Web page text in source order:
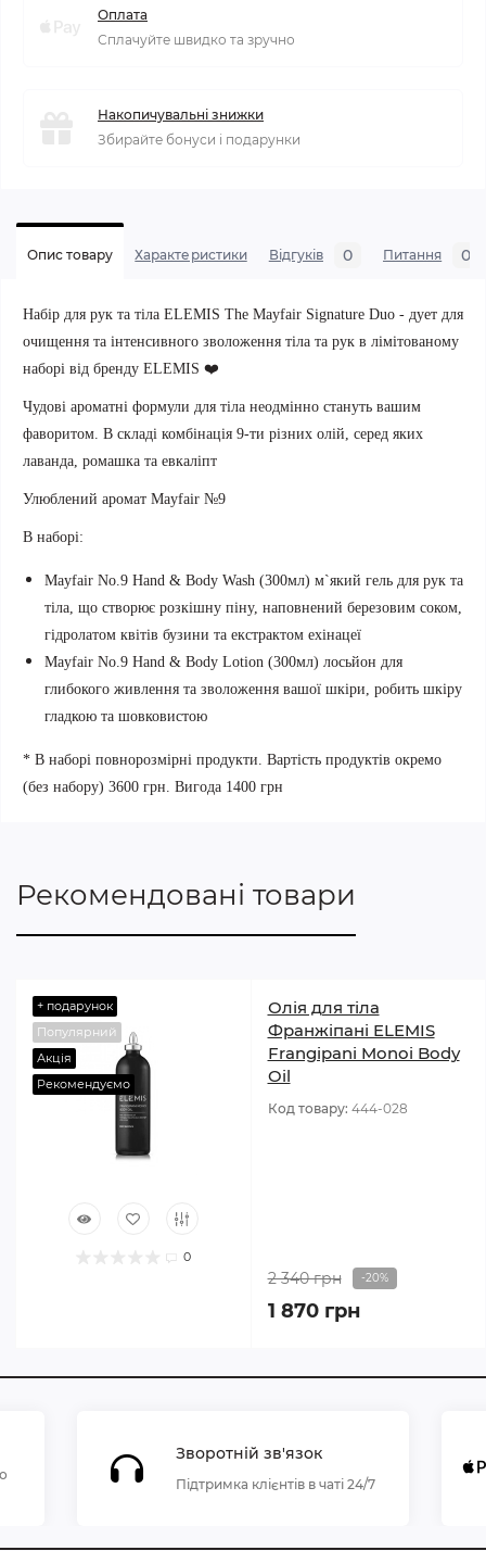
Оплата
Сплачуйте швидко та зручно
Накопичувальні знижки
Збирайте бонуси і подарунки
Опис товару Характеристики Відгуків 0 Питання 0
Набір для рук та тіла ELEMIS The Mayfair Signature Duo - дует для
очищення та інтенсивного зволоження тіла та рук в лімітованому
наборі від бренду ELEMIS ❤️
Чудові ароматні формули для тіла неодмінно стануть вашим
фаворитом. В складі комбінація 9-ти різних олій, серед яких
лаванда, ромашка та евкаліпт
Улюблений аромат Mayfair №9
В наборі:
Mayfair No.9 Hand & Body Wash (300мл) м`який гель для рук та
тіла, що створює розкішну піну, наповнений березовим соком,
гідролатом квітів бузини та екстрактом ехінацеї
Mayfair No.9 Hand & Body Lotion (300мл) лосьйон для
глибокого живлення та зволоження вашої шкіри, робить шкіру
гладкою та шовковистою
* В наборі повнорозмірні продукти. Вартість продуктів окремо
(без набору) 3600 грн. Вигода 1400 грн
Рекомендовані товари
+ подарунок
Популярний
Акція
Рекомендуємо
0
Олія для тіла
Франжіпані ELEMIS
Frangipani Monoi Body
Oil
Код товару: 444-028
2 340 грн -20%
1 870 грн
Зворотній зв'язок
Підтримка клієнтів в чаті 24/7